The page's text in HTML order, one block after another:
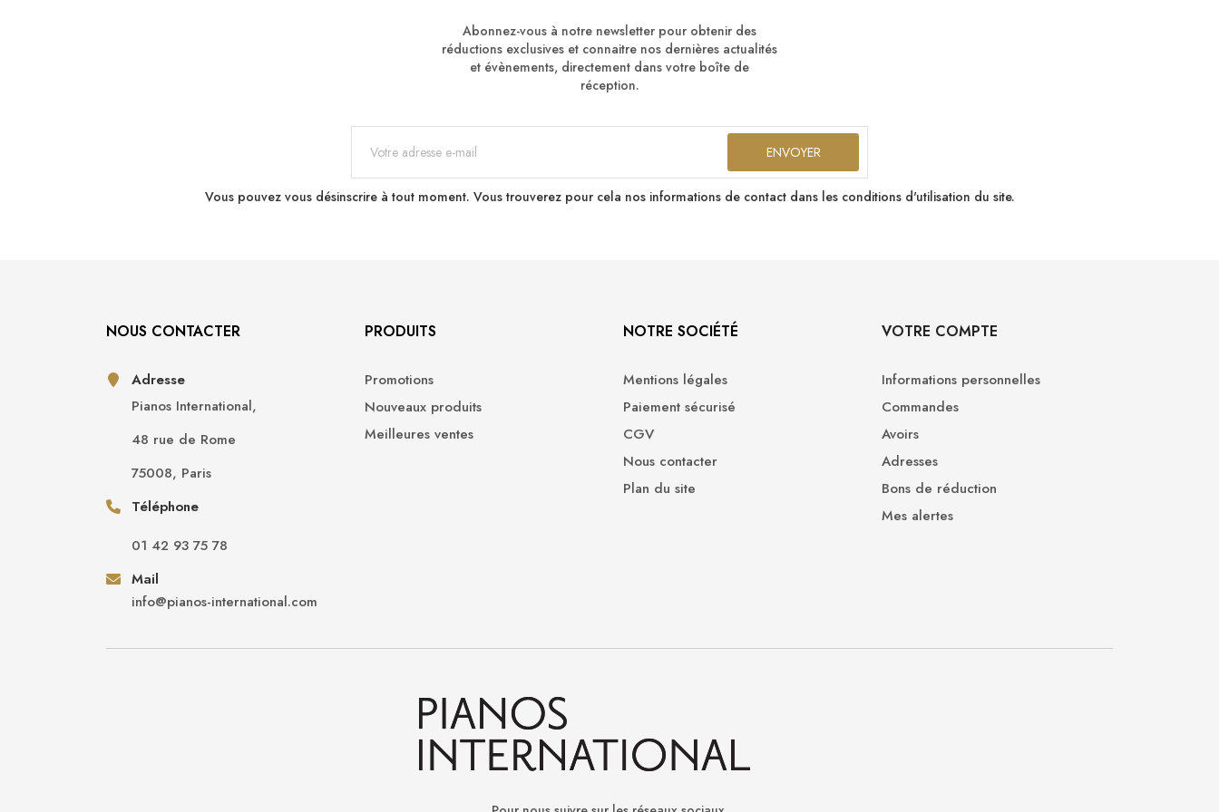
Abonnez-vous à notre newsletter pour obtenir des
réductions exclusives et connaitre nos dernières actualités
et évènements, directement dans votre boîte de
réception.
Vous pouvez vous désinscrire à tout moment. Vous trouverez pour cela nos informations de contact dans les conditions d'utilisation du site.
NOUS CONTACTER
Adresse
Pianos International,
48 rue de Rome
75008, Paris
Téléphone
01 42 93 75 78
Mail
info@pianos-international.com
PRODUITS
Promotions
Nouveaux produits
Meilleures ventes
NOTRE SOCIÉTÉ
Mentions légales
Paiement sécurisé
CGV
Nous contacter
Plan du site
VOTRE COMPTE
Informations personnelles
Commandes
Avoirs
Adresses
Bons de réduction
Mes alertes